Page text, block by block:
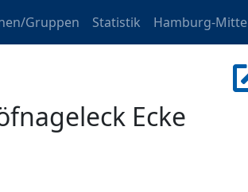
Gruppen Statistik Hamburg-Mitte
Ecke